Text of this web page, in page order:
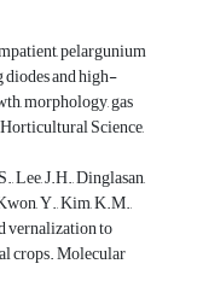
pelargunium
and high-
morphology, gas
Science,
Lee, J.H., Dinglasan,
Y., Kim, K.M.,
vernalization to
crops. Molecular